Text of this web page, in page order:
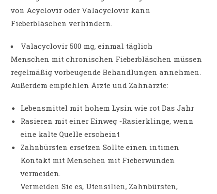
von Acyclovir oder Valacyclovir kann
Fieberbläschen verhindern.
Valacyclovir 500 mg, einmal täglich
Menschen mit chronischen Fieberbläschen müssen
regelmäßig vorbeugende Behandlungen annehmen.
Außerdem empfehlen Ärzte und Zahnärzte:
Lebensmittel mit hohem Lysin wie rot Das Jahr
Rasieren mit einer Einweg -Rasierklinge, wenn
eine kalte Quelle erscheint
Zahnbürsten ersetzen Sollte einen intimen
Kontakt mit Menschen mit Fieberwunden
vermeiden.
Vermeiden Sie es, Utensilien, Zahnbürsten,